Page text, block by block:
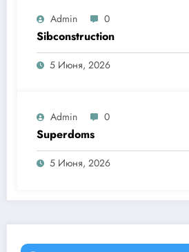
Admin 0
Sibconstruction
5 Июня, 2026
Admin 0
Superdoms
5 Июня, 2026